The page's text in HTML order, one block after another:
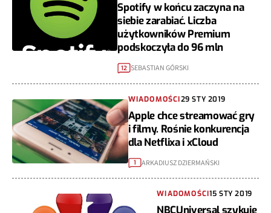
Spotify w końcu zaczyna na
siebie zarabiać. Liczba
użytkowników Premium
podskoczyła do 96 mln
12 SEBASTIAN GÓRSKI
WIADOMOŚCI29 STY 2019
Apple chce streamować gry
i filmy. Rośnie konkurencja
dla Netflixa i xCloud
1 ARKADIUSZ DZIERMAŃSKI
WIADOMOŚCI15 STY 2019